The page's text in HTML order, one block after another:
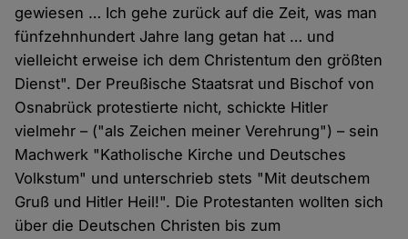
gewiesen … Ich gehe zurück auf die Zeit, was man
fünfzehnhundert Jahre lang getan hat … und
vielleicht erweise ich dem Christentum den größten
Dienst". Der Preußische Staatsrat und Bischof von
Osnabrück protestierte nicht, schickte Hitler
vielmehr – ("als Zeichen meiner Verehrung") – sein
Machwerk "Katholische Kirche und Deutsches
Volkstum" und unterschrieb stets "Mit deutschem
Gruß und Hitler Heil!". Die Protestanten wollten sich
über die Deutschen Christen bis zum